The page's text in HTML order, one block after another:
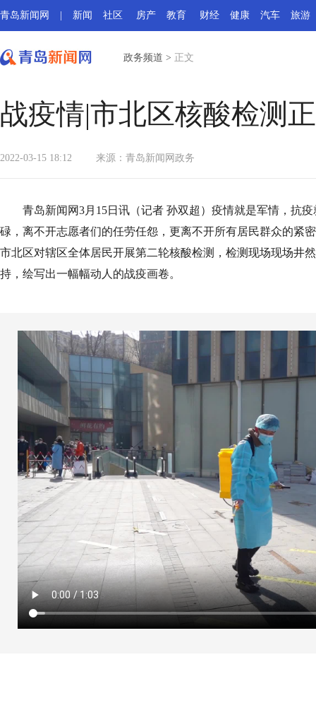
青岛新闻网 新闻 社区 房产 教育 财经 健康 汽车 旅游
政务频道 > 正文
战疫情|市北区核酸检测
2022-03-15 18:12 来源： 青岛新闻网政务
青岛新闻网3月15日讯（记者 孙双超）疫情就是军情，抗
碌，离不开志愿者们的任劳任怨，更离不开所有居民群众的紧
市北区对辖区全体居民开展第二轮核酸检测，检测现场现场井
持，绘写出一幅幅动人的战疫画卷。